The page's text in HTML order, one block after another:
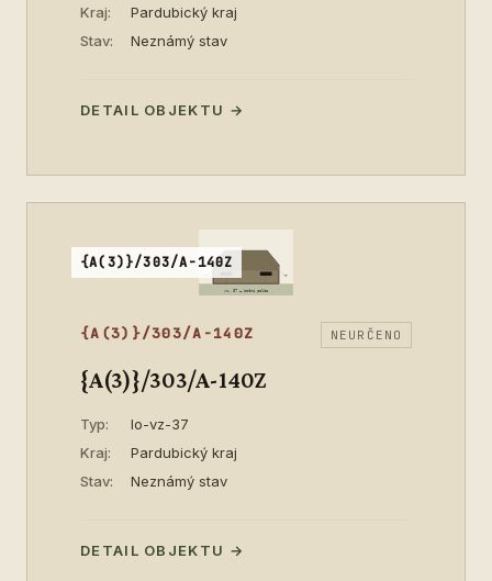
Kraj:
Pardubický kraj
Stav:
Neznámý stav
DETAIL OBJEKTU →
{A(3)}/303/A-140Z
{A(3)}/303/A-140Z NEURČENO
{A(3)}/303/A-140Z
Typ:
lo-vz-37
Kraj:
Pardubický kraj
Stav:
Neznámý stav
DETAIL OBJEKTU →